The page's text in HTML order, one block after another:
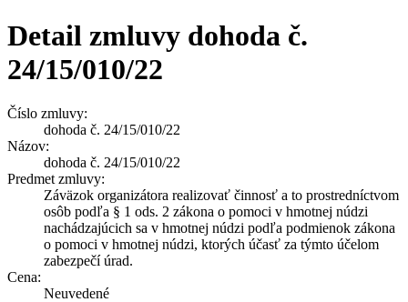
Detail zmluvy dohoda č.
24/15/010/22
Číslo zmluvy:
dohoda č. 24/15/010/22
Názov:
dohoda č. 24/15/010/22
Predmet zmluvy:
Záväzok organizátora realizovať činnosť a to prostredníctvom
osôb podľa § 1 ods. 2 zákona o pomoci v hmotnej núdzi
nachádzajúcich sa v hmotnej núdzi podľa podmienok zákona
o pomoci v hmotnej núdzi, ktorých účasť za týmto účelom
zabezpečí úrad.
Cena:
Neuvedené